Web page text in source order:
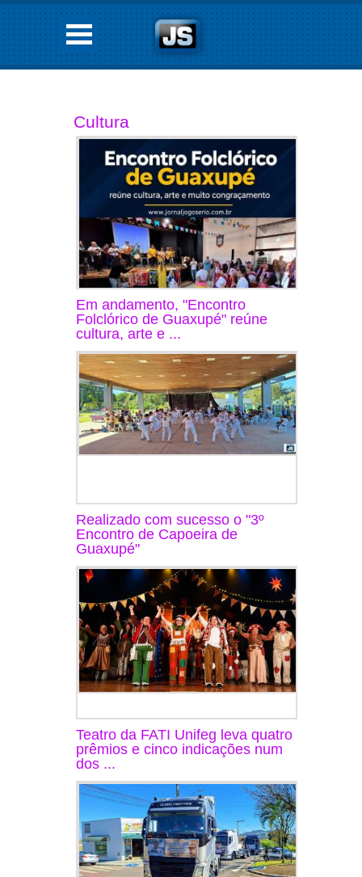
Cultura
Em andamento, "Encontro
Folclórico de Guaxupé" reúne
cultura, arte e ...
Realizado com sucesso o "3º
Encontro de Capoeira de
Guaxupé"
Teatro da FATI Unifeg leva quatro
prêmios e cinco indicações num
dos ...